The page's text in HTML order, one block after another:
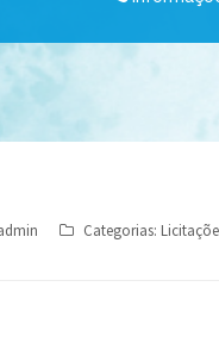
Categorias: